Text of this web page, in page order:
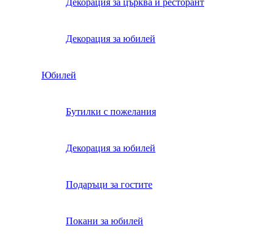
Декорация за юбилей
Юбилей
Бутилки с пожелания
Декорация за юбилей
Подаръци за гостите
Покани за юбилей